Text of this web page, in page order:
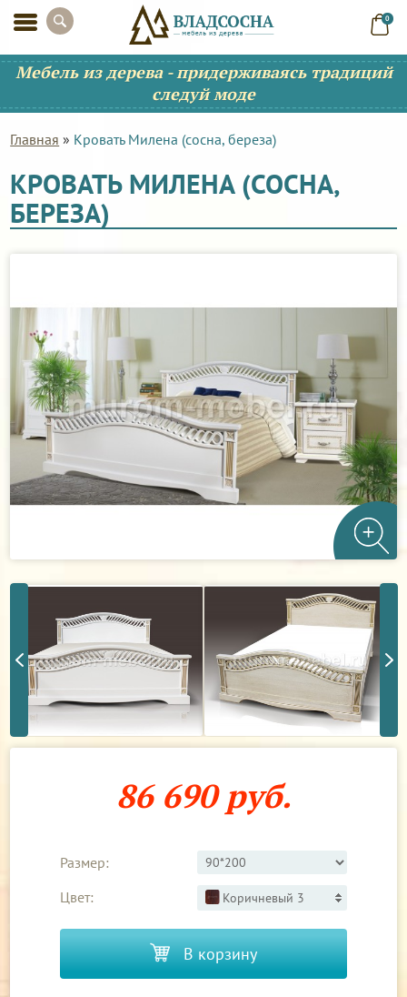
0
Мебель из дерева - придерживаясь традиций
следуй моде
Главная » Кровать Милена (сосна, береза)
КРОВАТЬ МИЛЕНА (СОСНА,
БЕРЕЗА)
86 690 руб.
Размер:
Цвет:
Коричневый 3
В корзину